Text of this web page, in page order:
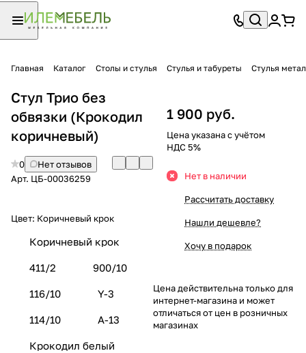
Главная Каталог Столы и стулья Стулья и табуреты Стулья
Стул Трио без
обвязки (Крокодил
коричневый)
0
Нет отзывов
Арт. ЦБ-00036259
Цвет: Коричневый крок
Коричневый крок
411/2 900/10
116/10 Y-3
114/10 А-13
Крокодил белый
1 900 руб.
Цена указана с учётом
НДС 5%
Нет в наличии
Рассчитать доставку
Нашли дешевле?
Хочу в подарок
Цена действительна только для
интернет-магазина и может
отличаться от цен в розничных
магазинах